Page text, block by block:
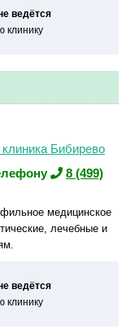
ведётся
клинику
Бибирево
8 (499)
медицинское
лечебные и
ведётся
клинику